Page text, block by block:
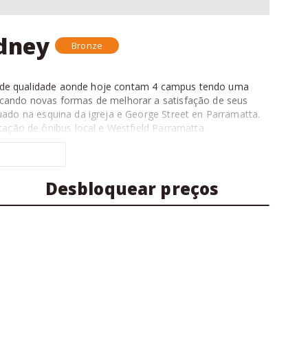
Bronze
qualidade aonde hoje contam 4 campus tendo uma
novas formas de melhorar a satisfação de seus
na esquina da igreja e George Street en Parramatta.
de ônibus local e Westfield Parramatta.
no exterior
mesmo.
Desbloquear preços